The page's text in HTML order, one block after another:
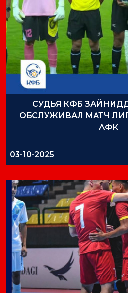
СУДЬЯ КФБ
ОБСЛУЖИВАЛ МАТЧ
АФК
03-10-2025